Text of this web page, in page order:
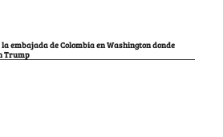
la embajada de Colombia en Washington donde
Trump